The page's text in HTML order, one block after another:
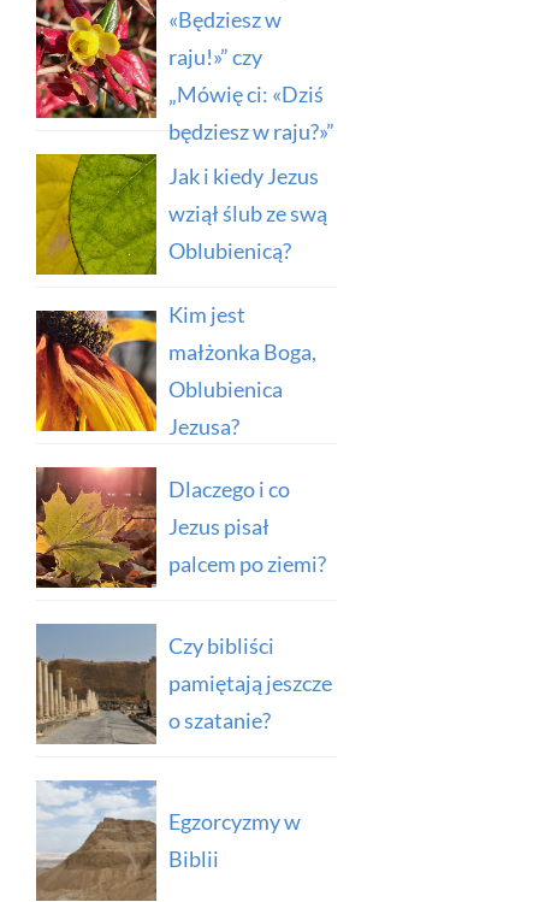
«Będziesz w
raju!»” czy
„Mówię ci: «Dziś
będziesz w raju?»”
Jak i kiedy Jezus
wziął ślub ze swą
Oblubienicą?
Kim jest
małżonka Boga,
Oblubienica
Jezusa?
Dlaczego i co
Jezus pisał
palcem po ziemi?
Czy bibliści
pamiętają jeszcze
o szatanie?
Egzorcyzmy w
Biblii